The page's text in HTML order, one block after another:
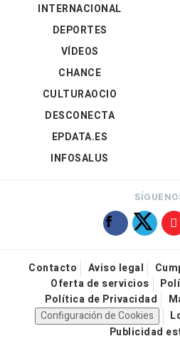
INTERNACIONAL
DEPORTES
VÍDEOS
CHANCE
CULTURAOCIO
DESCONECTA
EPDATA.ES
INFOSALUS
Contacto Aviso legal
Oferta de servicios
Política de Privacidad
Configuración de Cookies
Publicidad